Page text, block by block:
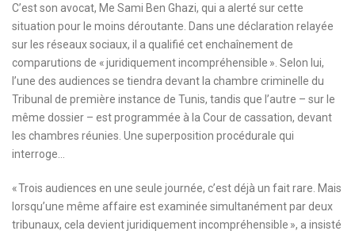
C’est son avocat, Me Sami Ben Ghazi, qui a alerté sur cette
situation pour le moins déroutante. Dans une déclaration relayée
sur les réseaux sociaux, il a qualifié cet enchaînement de
comparutions de « juridiquement incompréhensible ». Selon lui,
l’une des audiences se tiendra devant la chambre criminelle du
Tribunal de première instance de Tunis, tandis que l’autre – sur le
même dossier – est programmée à la Cour de cassation, devant
les chambres réunies. Une superposition procédurale qui
interroge…
« Trois audiences en une seule journée, c’est déjà un fait rare. Mais
lorsqu’une même affaire est examinée simultanément par deux
tribunaux, cela devient juridiquement incompréhensible », a insisté